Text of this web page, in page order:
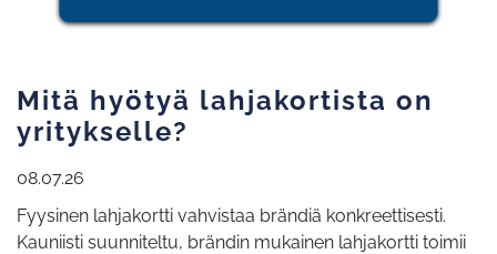
Mitä hyötyä lahjakortista on
yritykselle?
08.07.26
Fyysinen lahjakortti vahvistaa brändiä konkreettisesti.
Kauniisti suunniteltu, brändin mukainen lahjakortti toimii